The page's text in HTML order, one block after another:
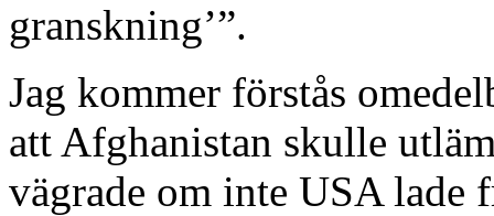
granskning’”.
Jag kommer förstås
att Afghanistan skulle
vägrade om inte USA lade